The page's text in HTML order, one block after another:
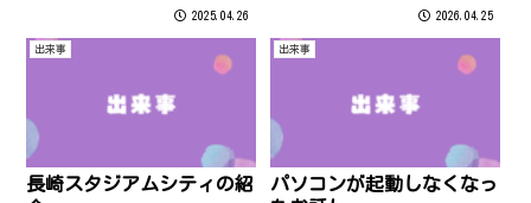
のために順延・・・8ヶ月待ちま
アーin長崎ブリックホール 開場
してすぐグッズ売り場へ直行。
2025.04.26
は、鉄瓶でお湯を沸かすことで
す♪ 岩手県が誇る伝統工芸・南
部鉄器。霰（あられ）模様が美
2026.04.25
出来事
長崎スタジアムシティの紹
出来事
パソコンが起動しなくなっ